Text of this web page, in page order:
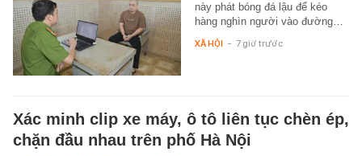
này phát bóng đá lậu để kéo
hàng nghìn người vào đường…
XÃ HỘI - 7 giờ trước
Xác minh clip xe máy, ô tô liên tục chèn ép,
chặn đầu nhau trên phố Hà Nội